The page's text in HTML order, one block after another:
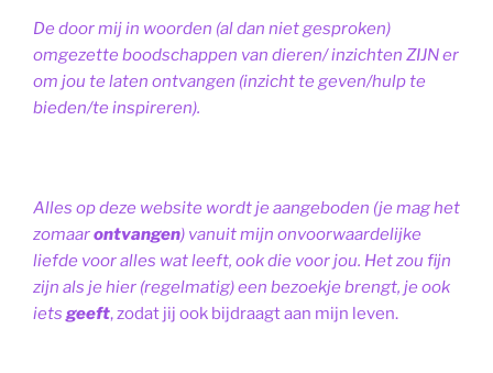
De door mij in woorden (al dan niet gesproken)
omgezette boodschappen van dieren/ inzichten ZIJN er
om jou te laten ontvangen (inzicht te geven/hulp te
bieden/te inspireren).
Alles op deze website wordt je aangeboden (je mag het
zomaarontvangen) vanuit mijn onvoorwaardelijke
liefde voor alles wat leeft, ook die voor jou. Het zou fijn
zijn als je hier (regelmatig) een bezoekje brengt, je ook
iets geeft, zodat jij ook bijdraagt aan mijn leven.